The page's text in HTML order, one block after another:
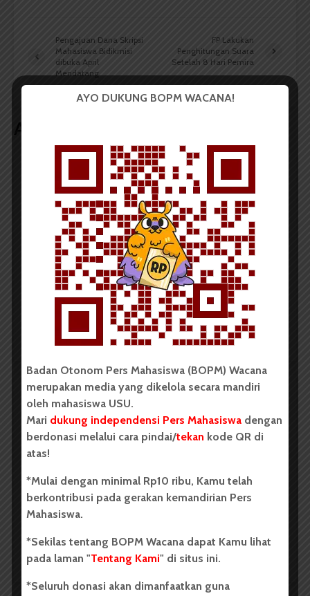
Pengajuan Dana Skripsi
Mahasiswa Bidikmisi
dibuka April
Mendatang
FP Lakukan
Penghitungan Suara
Setelah 8 Hari Pemira
BERITA KAMPUS
Tim Mahasiswa USU Raih Juara I
Vokal Grup Pada PEKSIMIDA 2026
Dark Mode | Moda Gelap
Oleh: Cyntia Lorena Br Tarigan USU, wacana.org –
Tim mahasiswa Universitas Sumatera Utara...
Redaksi 2 menit waktu baca
BERITA KAMPUS
BPDP Sosialisasikan Lomba Riset
Mahasiswa 2026, Dorong Inovasi
Perkebunan
...
Redaksi 2 menit waktu baca
AYO DUKUNG BOPM WACANA!
Badan Otonom Pers Mahasiswa (BOPM) Wacana
merupakan media yang dikelola secara mandiri
oleh mahasiswa USU.
Mari dukung independensi Pers Mahasiswa dengan
berdonasi melalui cara pindai/tekan kode QR di
atas!
*Mulai dengan minimal Rp10 ribu, Kamu telah
berkontribusi pada gerakan kemandirian Pers
Mahasiswa.
*Sekilas tentang BOPM Wacana dapat Kamu lihat
pada laman "Tentang Kami" di situs ini.
*Seluruh donasi akan dimanfaatkan guna